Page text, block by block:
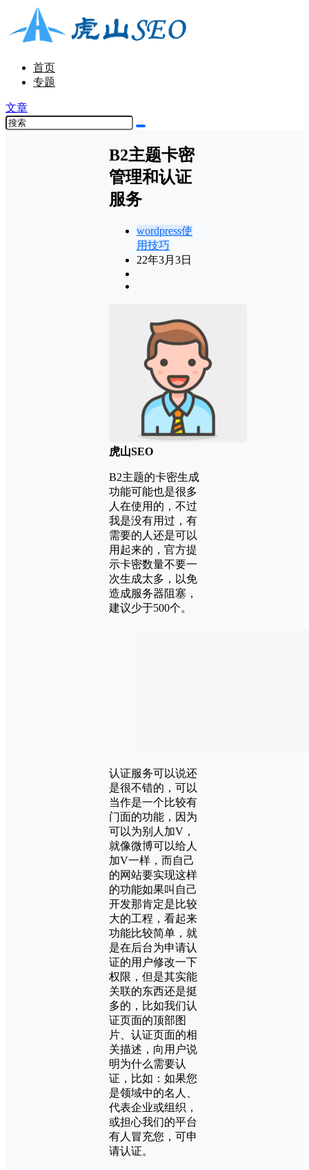
首页
专题
文章
B2主题卡密
管理和认证
服务
wordpress使
用技巧
22年3月3日
虎山SEO
B2主题的卡密生成
功能可能也是很多
人在使用的，不过
我是没有用过，有
需要的人还是可以
用起来的，官方提
示卡密数量不要一
次生成太多，以免
造成服务器阻塞，
建议少于500个。
认证服务可以说还
是很不错的，可以
当作是一个比较有
门面的功能，因为
可以为别人加V，
就像微博可以给人
加V一样，而自己
的网站要实现这样
的功能如果叫自己
开发那肯定是比较
大的工程，看起来
功能比较简单，就
是在后台为申请认
证的用户修改一下
权限，但是其实能
关联的东西还是挺
多的，比如我们认
证页面的顶部图
片、认证页面的相
关描述，向用户说
明为什么需要认
证，比如：如果您
是领域中的名人、
代表企业或组织，
或担心我们的平台
有人冒充您，可申
请认证。